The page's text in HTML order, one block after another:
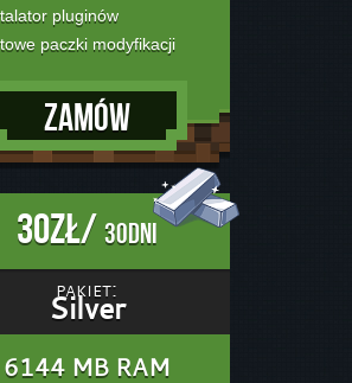
pluginów
paczki modyfikacji
Zamów
30zł/ 30dni
pakiet:
Silver
6144 MB RAM